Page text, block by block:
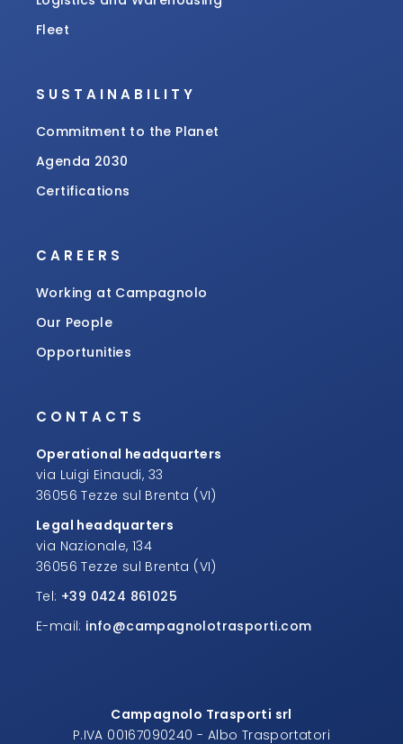
Fleet
SUSTAINABILITY
Commitment to the Planet
Agenda 2030
Certifications
CAREERS
Working at Campagnolo
Our People
Opportunities
CONTACTS
Operational headquarters
via Luigi Einaudi, 33
36056 Tezze sul Brenta (VI)
Legal headquarters
via Nazionale, 134
36056 Tezze sul Brenta (VI)
Tel: +39 0424 861025
E-mail: info@campagnolotrasporti.com
Campagnolo Trasporti srl
P.IVA 00167090240 - Albo Trasportatori